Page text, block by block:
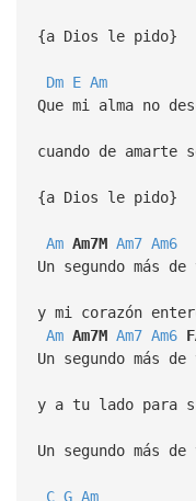
{a Dios le pido}
Dm E Am
Que mi alma no
cuando de
{a Dios le pido}
Am Am7M Am7 Am6
Un segundo más
y mi corazón
Am Am7M Am7 Am6
Un segundo más
y a tu lado para
Un segundo más
C G Am